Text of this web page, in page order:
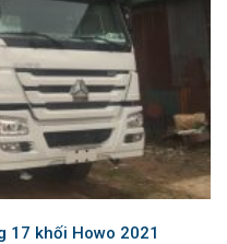
17 khối Howo 2021